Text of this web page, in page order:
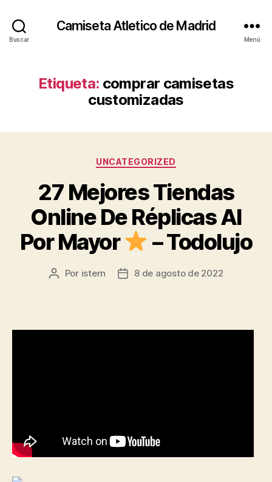
Buscar
Camiseta Atletico de Madrid
Menú
Etiqueta: comprar camisetas
customizadas
Categorías
UNCATEGORIZED
27 Mejores Tiendas
Online De Réplicas Al
Por Mayor
– Todolujo
Autor
Por istern
Fecha8 de agosto de 2022